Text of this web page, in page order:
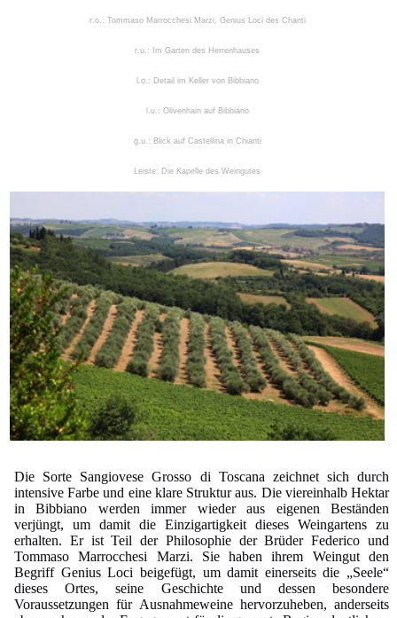
r.o.: Tommaso Marrocchesi Marzi, Genius Loci des Chanti
r.u.: Im Garten des Herrenhauses
l.o.: Detail im Keller von Bibbiano
l.u.: Olivenhain auf Bibbiano
g.u.: Blick auf Castellina in Chianti
Leiste: Die Kapelle des Weingutes
Die Sorte Sangiovese Grosso di Toscana zeichnet sich durch
intensive Farbe und eine klare Struktur aus. Die viereinhalb Hektar
in Bibbiano werden immer wieder aus eigenen Beständen
verjüngt, um damit die Einzigartigkeit dieses Weingartens zu
erhalten. Er ist Teil der Philosophie der Brüder Federico und
Tommaso Marrocchesi Marzi. Sie haben ihrem Weingut den
Begriff Genius Loci beigefügt, um damit einerseits die „Seele“
dieses Ortes, seine Geschichte und dessen besondere
Voraussetzungen für Ausnahmeweine hervorzuheben, anderseits